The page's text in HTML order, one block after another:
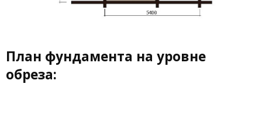
План фундамента на уровне
обреза: